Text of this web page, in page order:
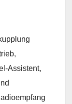
Assistent,